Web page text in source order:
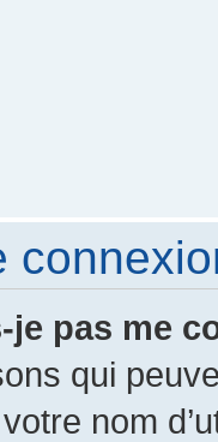
pas me
qui
nom